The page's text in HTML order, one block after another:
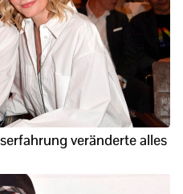
veränderte alles